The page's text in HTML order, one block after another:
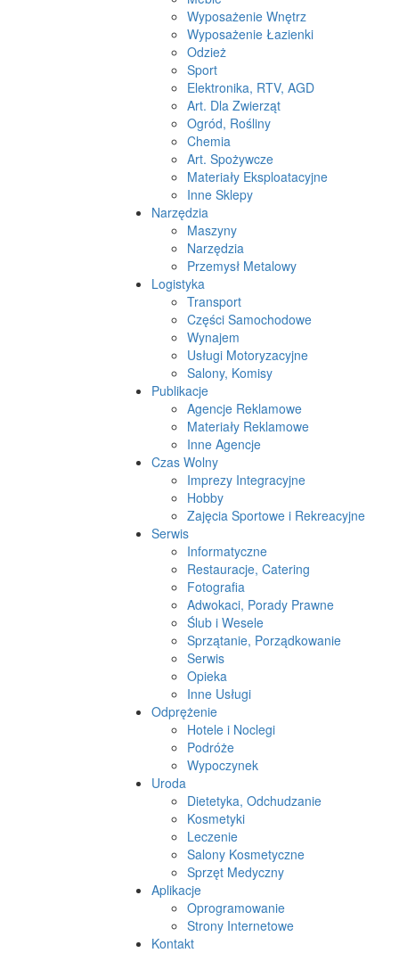
Wyposażenie Wnętrz
Wyposażenie Łazienki
Odzież
Sport
Elektronika, RTV, AGD
Art. Dla Zwierząt
Ogród, Rośliny
Chemia
Art. Spożywcze
Materiały Eksploatacyjne
Inne Sklepy
Narzędzia
Maszyny
Narzędzia
Przemysł Metalowy
Logistyka
Transport
Części Samochodowe
Wynajem
Usługi Motoryzacyjne
Salony, Komisy
Publikacje
Agencje Reklamowe
Materiały Reklamowe
Inne Agencje
Czas Wolny
Imprezy Integracyjne
Hobby
Zajęcia Sportowe i Rekreacyjne
Serwis
Informatyczne
Restauracje, Catering
Fotografia
Adwokaci, Porady Prawne
Ślub i Wesele
Sprzątanie, Porządkowanie
Serwis
Opieka
Inne Usługi
Odprężenie
Hotele i Noclegi
Podróże
Wypoczynek
Uroda
Dietetyka, Odchudzanie
Kosmetyki
Leczenie
Salony Kosmetyczne
Sprzęt Medyczny
Aplikacje
Oprogramowanie
Strony Internetowe
Kontakt